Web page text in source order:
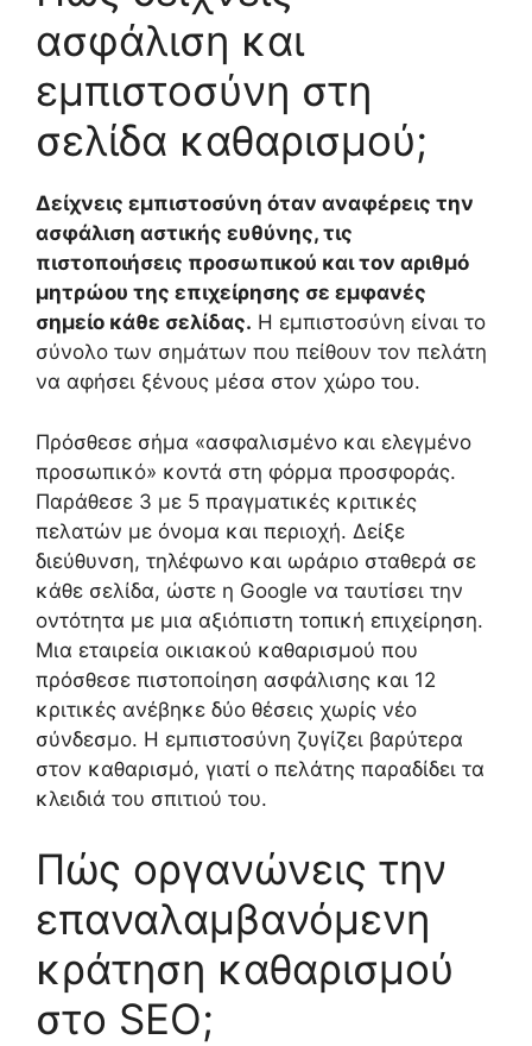
ασφάλιση και
εμπιστοσύνη στη
σελίδα καθαρισμού;
Δείχνεις εμπιστοσύνη όταν αναφέρεις την
ασφάλιση αστικής ευθύνης, τις
πιστοποιήσεις προσωπικού και τον αριθμό
μητρώου της επιχείρησης σε εμφανές
σημείο κάθε σελίδας. Η εμπιστοσύνη είναι το
σύνολο των σημάτων που πείθουν τον πελάτη
να αφήσει ξένους μέσα στον χώρο του.
Πρόσθεσε σήμα «ασφαλισμένο και ελεγμένο
προσωπικό» κοντά στη φόρμα προσφοράς.
Παράθεσε 3 με 5 πραγματικές κριτικές
πελατών με όνομα και περιοχή. Δείξε
διεύθυνση, τηλέφωνο και ωράριο σταθερά σε
κάθε σελίδα, ώστε η Google να ταυτίσει την
οντότητα με μια αξιόπιστη τοπική επιχείρηση.
Μια εταιρεία οικιακού καθαρισμού που
πρόσθεσε πιστοποίηση ασφάλισης και 12
κριτικές ανέβηκε δύο θέσεις χωρίς νέο
σύνδεσμο. Η εμπιστοσύνη ζυγίζει βαρύτερα
στον καθαρισμό, γιατί ο πελάτης παραδίδει τα
κλειδιά του σπιτιού του.
Πώς οργανώνεις την
επαναλαμβανόμενη
κράτηση καθαρισμού
στο SEO;